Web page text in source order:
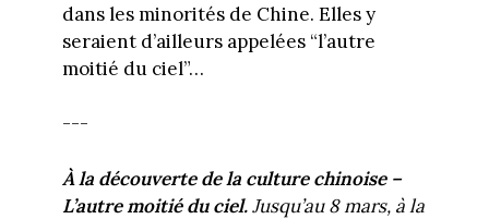
dans les minorités de Chine. Elles y
seraient d’ailleurs appelées “l’autre
moitié du ciel”…
---
À la découverte de la culture chinoise –
L’autre moitié du ciel.Jusqu’au 8 mars, à la